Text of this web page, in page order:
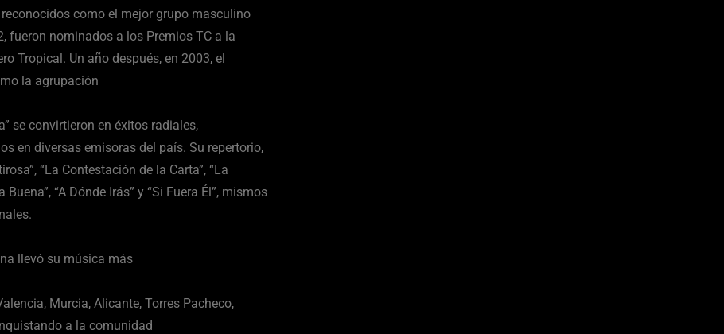
como el mejor grupo masculino
fueron nominados a los Premios TC a la
Tropical. Un año después, en 2003, el
la agrupación
se convirtieron en éxitos radiales,
en diversas emisoras del país. Su repertorio,
“La Contestación de la Carta”, “La
“A Dónde Irás” y “Si Fuera Él”, mismos
llevó su música más
Murcia, Alicante, Torres Pacheco,
a la comunidad